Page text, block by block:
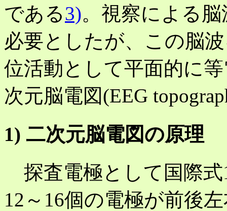
である3)。視察による
必要としたが、この脳
位活動として平面的に
次元脳電図(EEG
1) 二次元脳電図の原理
探査電極として国際式
12～16個の電極が前後